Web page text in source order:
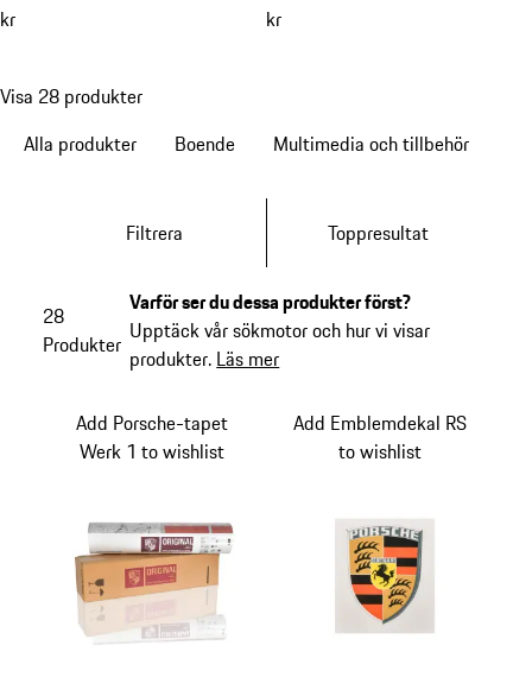
kr kr
Visa 28 produkter
Alla produkter
Boende Multimedia och tillbehör
Filtrera Toppresultat
28
Produkter
Varför ser du dessa produkter först?
Upptäck vår sökmotor och hur vi visar
produkter. Läs mer
Add Porsche-tapet
Werk 1 to wishlist
Add Emblemdekal RS
to wishlist